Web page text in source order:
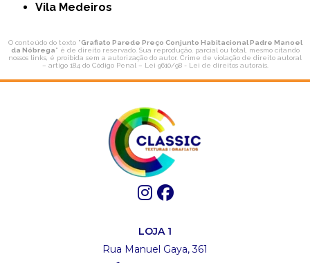
Vila Medeiros
O conteúdo do texto "Grafiato Parede Preço Conjunto Habitacional Padre Manoel
da Nóbrega" é de direito reservado. Sua reprodução, parcial ou total, mesmo citando
nossos links, é proibida sem a autorização do autor. Crime de violação de direito autoral
– artigo 184 do Código Penal – Lei 9610/98 - Lei de direitos autorais.
LOJA 1
Rua Manuel Gaya, 361